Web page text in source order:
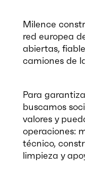
Milence
red europea
abiertas,
camiones de
Para
buscamos
valores y
operaciones:
técnico,
limpieza y